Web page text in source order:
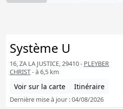
Système U
16, ZA LA JUSTICE, 29410 - PLEYBER
CHRIST- à 6,5 km
Voir sur la carte Itinéraire
Dernière mise à jour : 04/08/2026